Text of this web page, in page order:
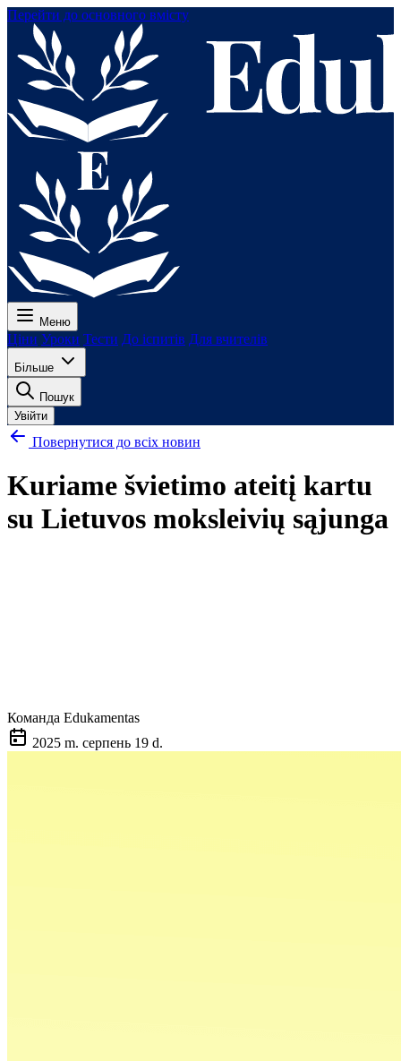
Перейти до основного вмісту
Меню
Ціни Уроки Тести До іспитів Для вчителів
Більше
Пошук
Увійти
Повернутися до всіх новин
Kuriame švietimo ateitį kartu
su Lietuvos moksleivių sąjunga
Команда Edukamentas
2025 m. серпень 19 d.